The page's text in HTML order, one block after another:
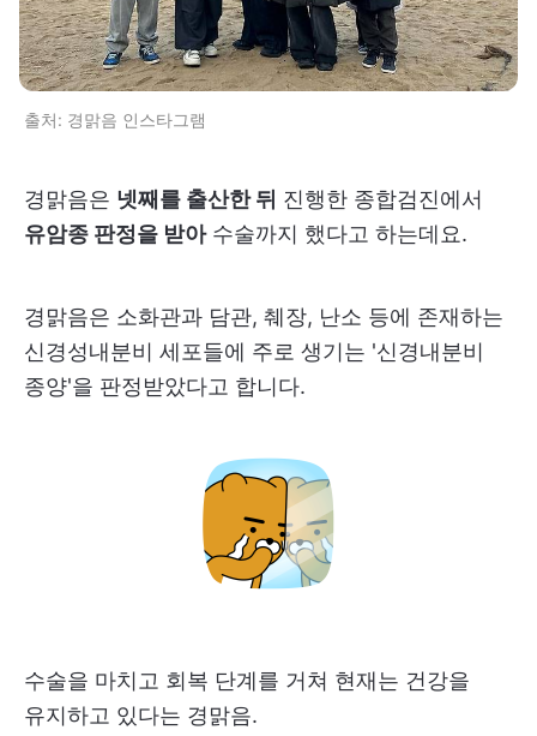
출처: 경맑음 인스타그램
경맑음은 넷째를 출산한 뒤 진행한 종합검진에서
유암종 판정을 받아수술까지 했다고 하는데요.
경맑음은 소화관과 담관, 췌장, 난소 등에 존재하는
신경성내분비 세포들에 주로 생기는 '신경내분비
종양'을 판정받았다고 합니다.
수술을 마치고 회복 단계를 거쳐 현재는 건강을
유지하고 있다는 경맑음.